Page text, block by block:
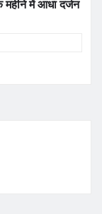
महीने में आधा दर्जन